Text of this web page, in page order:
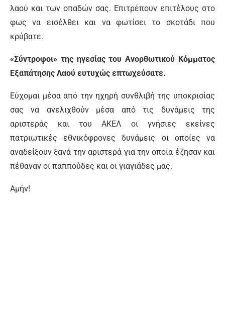
λαού και των οπαδών σας. Επιτρέπουν επιτέλους στο
φως να εισέλθει και να φωτίσει το σκοτάδι που
κρύβατε.
«Σύντροφοι» της ηγεσίας του Ανορθωτικού Κόμματος
Εξαπάτησης Λαού ευτυχώς επτωχεύσατε.
Εύχομαι μέσα από την ηχηρή συνθλιβή της υποκρισίας
σας να ανελιχθούν μέσα από τις δυνάμεις της
αριστεράς και του ΑΚΕΛ οι γνήσιες εκείνες
πατριωτικές εθνικόφρονες δυνάμεις οι οποίες να
αναδείξουν ξανά την αριστερά για την οποία έζησαν και
πέθαναν οι παππούδες και οι γιαγιάδες μας.
Αμήν!